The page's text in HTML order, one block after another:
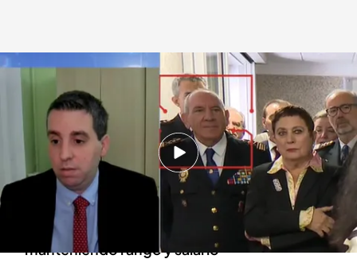
Jorge Piedrafita, el abogado de la denunciante al ex-DAO, en 'En boca de
En boca de todos
25 FEB 2026 - 13:22h.
El exnúmero dos del DAO, Óscar San Juan, ha
sido recolocado como jefe de brigada en la
Comisaría General de la Policía Científica,
manteniendo rango y salario